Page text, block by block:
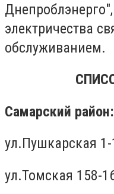
электричества
обслуживанием.
Самарский район:
ул.Пушкарская 1-
ул.Томская 158-